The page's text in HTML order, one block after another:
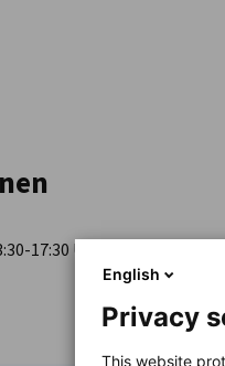
17:30 Uhr
English
Privacy
This website